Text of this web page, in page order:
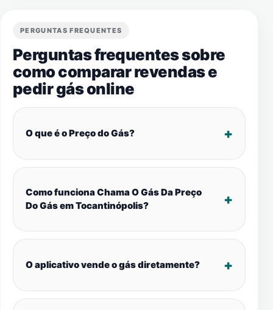
PERGUNTAS FREQUENTES
Perguntas frequentes sobre
como comparar revendas e
pedir gás online
O que é o Preço do Gás?
Como funciona Chama O Gás Da Preço
Do Gás em Tocantinópolis?
O aplicativo vende o gás diretamente?